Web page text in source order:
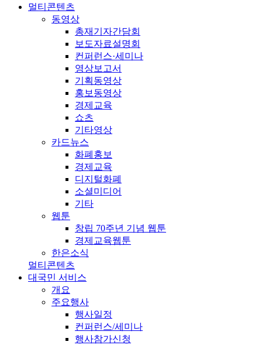
멀티콘텐츠
동영상
총재기자간담회
보도자료설명회
컨퍼런스·세미나
영상보고서
기획동영상
홍보동영상
경제교육
쇼츠
기타영상
카드뉴스
화폐홍보
경제교육
디지털화폐
소셜미디어
기타
웹툰
창립 70주년 기념 웹툰
경제교육웹툰
한은소식
멀티콘텐츠
대국민 서비스
개요
주요행사
행사일정
컨퍼런스/세미나
행사참가신청